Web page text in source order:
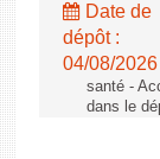
Date de
dépôt :
04/08/2026
santé -
dans le